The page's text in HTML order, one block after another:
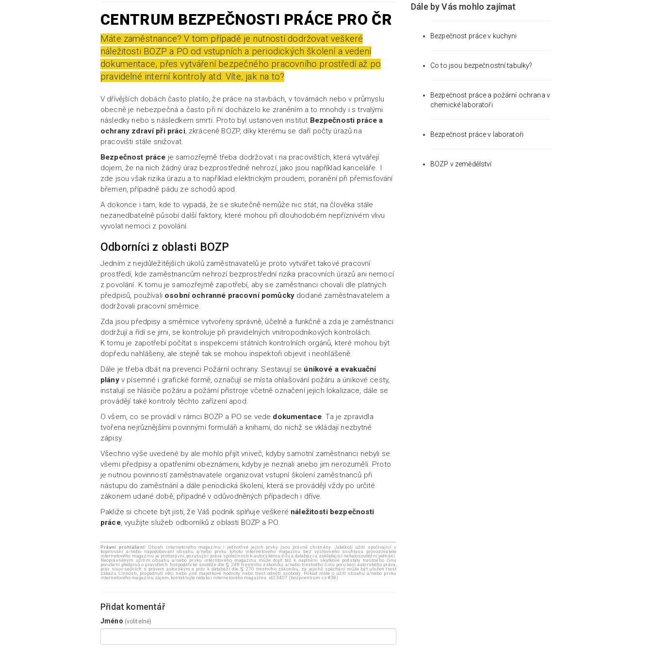
CENTRUM BEZPEČNOSTI PRÁCE PRO ČR
Máte zaměstnance? V tom případě je nutností dodržovat veškeré
náležitosti BOZP a PO od vstupních a periodických školení a vedení
dokumentace, přes vytváření bezpečného pracovního prostředí až po
pravidelné interní kontroly atd. Víte, jak na to?
V dřívějších dobách často platilo, že práce na stavbách, v továrnách nebo v průmyslu
obecně je nebezpečná a často při ní docházelo ke zraněním a to mnohdy i s trvalými
následky nebo s následkem smrti. Proto byl ustanoven institut Bezpečnosti práce a
ochrany zdraví při práci, zkráceně BOZP, díky kterému se daří počty úrazů na
pracovišti stále snižovat.
Bezpečnost práce je samozřejmě třeba dodržovat i na pracovištích, která vytvářejí
dojem, že na nich žádný úraz bezprostředně nehrozí, jako jsou například kanceláře. I
zde jsou však rizika úrazu a to například elektrickým proudem, poranění při přemisťování
břemen, případně pádu ze schodů apod.
A dokonce i tam, kde to vypadá, že se skutečně nemůže nic stát, na člověka stále
nezanedbatelně působí další faktory, které mohou při dlouhodobém nepříznivém vlivu
vyvolat nemoci z povolání.
Odborníci z oblasti BOZP
Jedním z nejdůležitějších úkolů zaměstnavatelů je proto vytvářet takové pracovní
prostředí, kde zaměstnancům nehrozí bezprostřední rizika pracovních úrazů ani nemocí
z povolání. K tomu je samozřejmě zapotřebí, aby se zaměstnanci chovali dle platných
předpisů, používali osobní ochranné pracovní pomůcky dodané zaměstnavatelem a
dodržovali pracovní směrnice.
Zda jsou předpisy a směrnice vytvořeny správně, účelně a funkčně a zda je zaměstnanci
dodržují a řídí se jimi, se kontroluje při pravidelných vnitropodnikových kontrolách.
K tomu je zapotřebí počítat s inspekcemi státních kontrolních orgánů, které mohou být
dopředu nahlášeny, ale stejně tak se mohou inspektoři objevit i neohlášeně.
Dále je třeba dbát na prevenci Požární ochrany. Sestavují se únikové a evakuační
plányv písemné i grafické formě, označují se místa ohlašování požáru a únikové cesty,
instalují se hlásiče požáru a požární přístroje včetně označení jejich lokalizace, dále se
provádějí také kontroly těchto zařízení apod.
O všem, co se provádí v rámci BOZP a PO se vede dokumentace. Ta je zpravidla
tvořena nejrůznějšími povinnými formuláři a knihami, do nichž se vkládají nezbytné
zápisy.
Všechno výše uvedené by ale mohlo přijít vniveč, kdyby samotní zaměstnanci nebyli se
všemi předpisy a opatřeními obeznámeni, kdyby je neznali anebo jim nerozuměli. Proto
je nutnou povinností zaměstnavatele organizovat vstupní školení zaměstnanců při
nástupu do zaměstnání a dále periodická školení, která se provádějí vždy po určité
zákonem udané době, případně v odůvodněných případech i dříve.
Pakliže si chcete být jisti, že Váš podnik splňuje veškeré náležitosti bezpečnosti
práce, využijte služeb odborníků z oblasti BOZP a PO.
Právní prohlášení: Obsah internetového magazínu i jednotlivé jejich prvky jsou právně chráněny. Jakékoli užití spočívající v
kopírování a/nebo napodobování obsahu a/nebo prvku tohoto internetového magazínu bez výslovného souhlasu provozovatele
internetového magazínu je protiprávní, porušující práva společnosti k autorskému dílu a databázi a zakládající nekalosoutěžní jednání.
Neoprávněným užitím obsahu a/nebo prvku interntového magazínu může dojít též k naplnění skutkové podstaty trestného činu
porušení předpisů o pravidlech hospodářské soutěže dle § 248 trestního zákoníku a/nebo trestného činu porušení autorského práva,
práv souvisejících s právem autorským a práv k databázi dle § 270 trestního zákoníku, za jejichž spáchání může být uložen trest
zákazu činnosti, propadnutí věci nebo jiné majetkové hodnoty nebo trest odnětí svobody. Pokud máte o užití obsahu a/nebo prvku
internetového magazínu zájem, kontaktujte redakci internetového magazínu. id23407 (bozpcentrum.cz#38)
Přidat komentář
Jméno (volitelně)
Dále by Vás mohlo zajímat
Bezpečnost práce v kuchyni
Co to jsou bezpečnostní tabulky?
Bezpečnost práce a požární ochrana v
chemické laboratoři
Bezpečnost práce v laboratoři
BOZP v zemědělství